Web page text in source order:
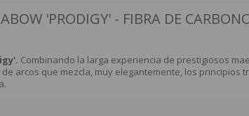
'PRODIGY' - FIBRA DE
Combinando la larga experiencia de prestigiosos
arcos que mezcla, muy elegantemente, los